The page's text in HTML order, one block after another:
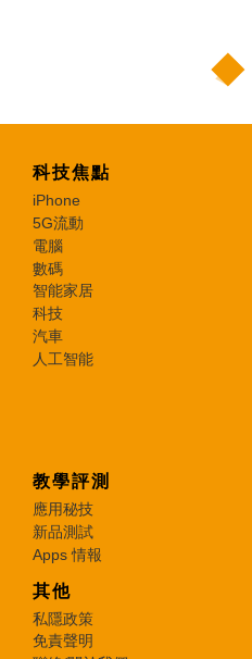
科技焦點
iPhone
5G流動
電腦
數碼
智能家居
科技
汽車
人工智能
教學評測
應用秘技
新品測試
Apps 情報
其他
私隱政策
免責聲明